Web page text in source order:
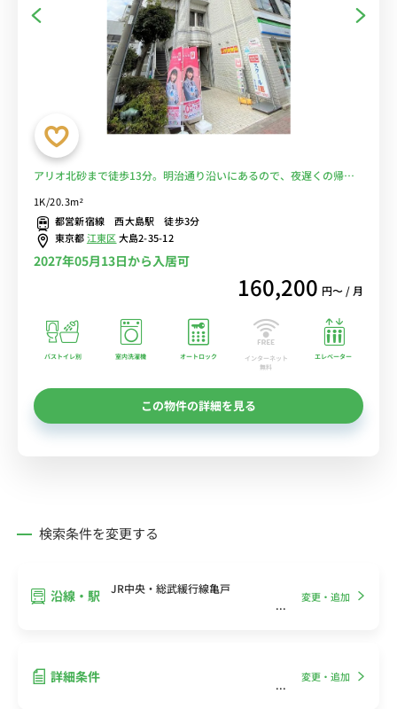
アリオ北砂まで徒歩13分。明治通り沿いにあるので、夜遅くの帰り
1K/20.3m²
都営新宿線 西大島駅 徒歩3分
東京都江東区大島2-35-12
2027年05月13日から入居可
160,200 円〜 / 月
バストイレ別 室内洗濯機 オートロック
インターネット
無料
エレベーター
この物件の詳細を見る
検索条件を変更する
沿線・駅 JR中央・総武緩行線亀戸
変更・追加
詳細条件 変更・追加